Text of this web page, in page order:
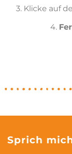
3. Klicke auf
4.
Sprich